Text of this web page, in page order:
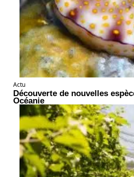
Actu
Découverte de nouvelles
Océanie